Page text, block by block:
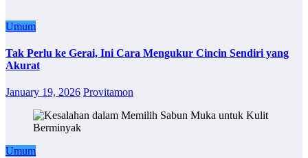
Umum
Tak Perlu ke Gerai, Ini Cara Mengukur Cincin Sendiri yang
Akurat
January 19, 2026 Provitamon
Umum